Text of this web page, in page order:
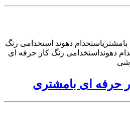
دهوند استخدامی رنگ
دهونداستخدامی رنگ کار حرفه ای
حرفه ای بامشتری